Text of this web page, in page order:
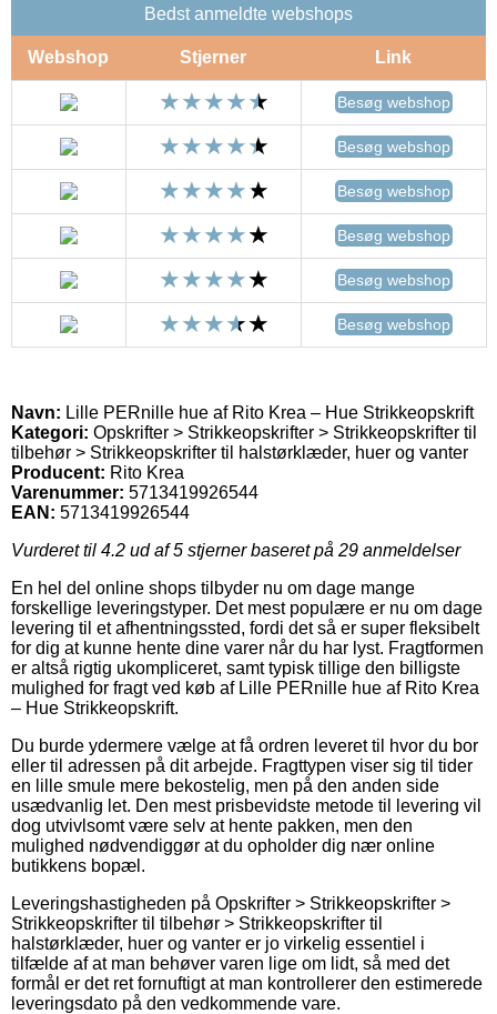
Bedst anmeldte webshops
Webshop Stjerner Link
Besøg webshop
Besøg webshop
Besøg webshop
Besøg webshop
Besøg webshop
Besøg webshop
Navn: Lille PERnille hue af Rito Krea – Hue Strikkeopskrift
Kategori: Opskrifter > Strikkeopskrifter > Strikkeopskrifter til
tilbehør > Strikkeopskrifter til halstørklæder, huer og vanter
Producent: Rito Krea
Varenummer: 5713419926544
EAN: 5713419926544
Vurderet til 4.2 ud af 5 stjerner baseret på 29 anmeldelser
En hel del online shops tilbyder nu om dage mange
forskellige leveringstyper. Det mest populære er nu om dage
levering til et afhentningssted, fordi det så er super fleksibelt
for dig at kunne hente dine varer når du har lyst. Fragtformen
er altså rigtig ukompliceret, samt typisk tillige den billigste
mulighed for fragt ved køb af Lille PERnille hue af Rito Krea
– Hue Strikkeopskrift.
Du burde ydermere vælge at få ordren leveret til hvor du bor
eller til adressen på dit arbejde. Fragttypen viser sig til tider
en lille smule mere bekostelig, men på den anden side
usædvanlig let. Den mest prisbevidste metode til levering vil
dog utvivlsomt være selv at hente pakken, men den
mulighed nødvendiggør at du opholder dig nær online
butikkens bopæl.
Leveringshastigheden på Opskrifter > Strikkeopskrifter >
Strikkeopskrifter til tilbehør > Strikkeopskrifter til
halstørklæder, huer og vanter er jo virkelig essentiel i
tilfælde af at man behøver varen lige om lidt, så med det
formål er det ret fornuftigt at man kontrollerer den estimerede
leveringsdato på den vedkommende vare.